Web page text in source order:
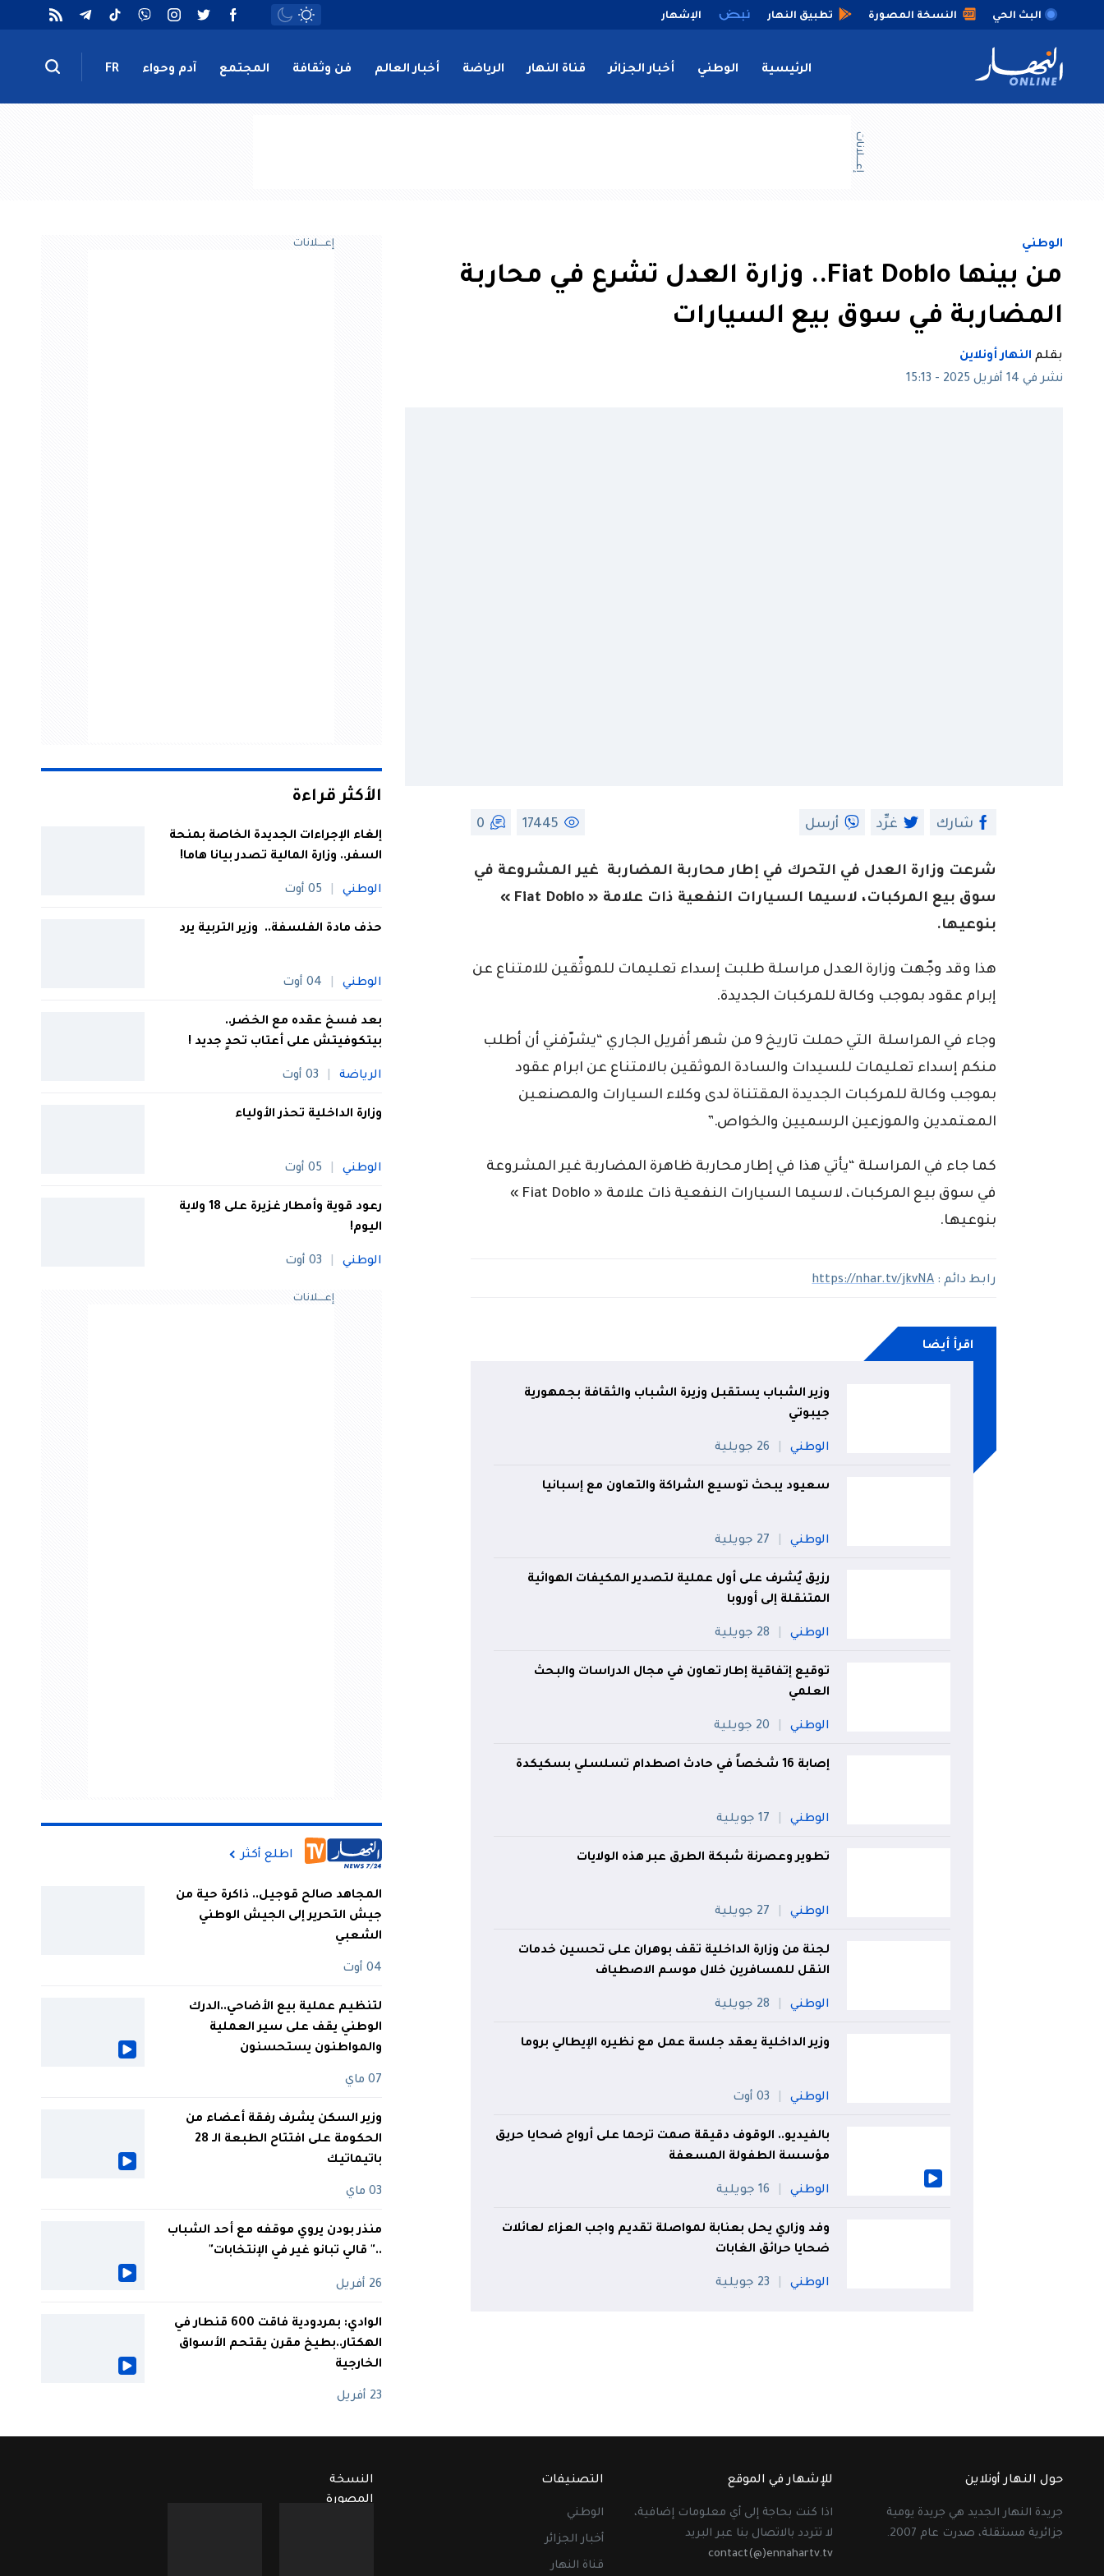
البث الحي النسخة المصورة تطبيق النهار الإشهار
الرئيسية الوطني أخبار الجزائر قناة النهار الرياضة أخبار العالم فن وثقافة المجتمع آدم وحواء FR
إعــــلانات
الوطني
من بينها Fiat Doblo.. وزارة العدل تشرع في محاربة
المضاربة في سوق بيع السيارات
بقلم النهار أونلاين
نشر في 14 أفريل 2025 - 15:13
شارك غرِّد أرسل 17445
0
شرعت وزارة العدل في التحرك في إطار محاربة المضاربة غير المشروعة في
سوق بيع المركبات، لاسيما السيارات النفعية ذات علامة « Fiat Doblo »
بنوعيها.
هذا وقد وجّهت وزارة العدل مراسلة طلبت إسداء تعليمات للموثّقين للامتناع عن
إبرام عقود بموجب وكالة للمركبات الجديدة.
وجاء في المراسلة التي حملت تاريخ 9 من شهر أفريل الجاري “يشرّفني أن أطلب
منكم إسداء تعليمات للسيدات والسادة الموثقين بالامتناع عن ابرام عقود
بموجب وكالة للمركبات الجديدة المقتناة لدى وكلاء السيارات والمصنعين
المعتمدين والموزعين الرسميين والخواص.”
كما جاء في المراسلة “يأتي هذا في إطار محاربة ظاهرة المضاربة غير المشروعة
في سوق بيع المركبات، لاسيما السيارات النفعية ذات علامة « Fiat Doblo »
بنوعيها.
رابط دائم :https://nhar.tv/jkvNA
اقرأ أيضا
وزير الشباب يستقبل وزيرة الشباب والثقافة بجمهورية
جيبوتي
الوطني 26 جويلية
سعيود يبحث توسيع الشراكة والتعاون مع إسبانيا
الوطني 27 جويلية
رزيق يُشرف على أول عملية لتصدير المكيفات الهوائية
المتنقلة إلى أوروبا
الوطني 28 جويلية
توقيع إتفاقية إطار تعاون في مجال الدراسات والبحث
العلمي
الوطني 20 جويلية
إصابة 16 شخصاً في حادث اصطدام تسلسلي بسكيكدة
الوطني 17 جويلية
تطوير وعصرنة شبكة الطرق عبر هذه الولايات
الوطني 27 جويلية
لجنة من وزارة الداخلية تقف بوهران على تحسين خدمات
النقل للمسافرين خلال موسم الاصطياف
الوطني 28 جويلية
وزير الداخلية يعقد جلسة عمل مع نظيره الإيطالي بروما
الوطني 03 أوت
بالفيديو.. الوقوف دقيقة صمت ترحما على أرواح ضحايا حريق
مؤسسة الطفولة المسعفة
الوطني 16 جويلية
وفد وزاري يحل بعنابة لمواصلة تقديم واجب العزاء لعائلات
ضحايا حرائق الغابات
الوطني 23 جويلية
إعــــلانات
الأكثر قراءة
إلغاء الإجراءات الجديدة الخاصة بمنحة
السفر.. وزارة المالية تصدر بيانا هاما!
الوطني 05 أوت
حذف مادة الفلسفة.. وزير التربية يرد
الوطني 04 أوت
بعد فسخ عقده مع الخضر..
بيتكوفيتش على أعتاب تحدٍ جديد !
الرياضة 03 أوت
وزارة الداخلية تحذر الأولياء
الوطني 05 أوت
رعود قوية وأمطار غزيرة على 18 ولاية
اليوم!
الوطني 03 أوت
إعــــلانات
اطلع أكثر
المجاهد صالح قوجيل.. ذاكرة حية من
جيش التحرير إلى الجيش الوطني
الشعبي
04 أوت
لتنظيم عملية بيع الأضاحي..الدرك
الوطني يقف على سير العملية
والمواطنون يستحسنون
07 ماي
وزير السكن يشرف رفقة أعضاء من
الحكومة على افتتاح الطبعة الـ 28
باتيماتيك
03 ماي
منذر بودن يروي موقفه مع أحد الشباب
.." قالي تبانو غير في الإنتخابات"
26 أفريل
الوادي: بمردودية فاقت 600 قنطار في
الهكتار..بطيخ مقرن يقتحم الأسواق
الخارجية
23 أفريل
حول النهار أونلاين
جريدة النهار الجديد هي جريدة يومية
جزائرية مستقلة، صدرت عام 2007.
للإشهار في الموقع
اذا كنت بحاجة إلى أي معلومات إضافية،
لا تتردد بالاتصال بنا عبر البريد
contact(@)ennahartv.tv
التصنيفات
الوطني
أخبار الجزائر
قناة النهار
النسخة
المصورة